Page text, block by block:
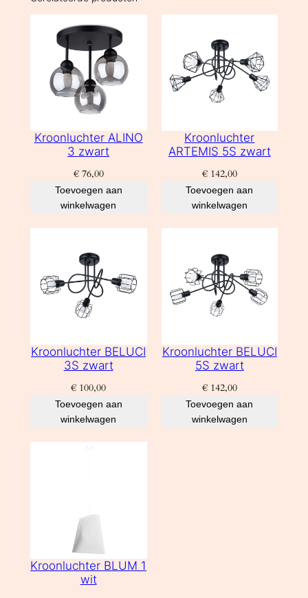
Kroonluchter ALINO
3 zwart
€76,00
Toevoegen aan
winkelwagen
Kroonluchter
ARTEMIS 5S zwart
€142,00
Toevoegen aan
winkelwagen
Kroonluchter BELUCI
3S zwart
€ 100,00
Toevoegen aan
winkelwagen
Kroonluchter BELUCI
5S zwart
€142,00
Toevoegen aan
winkelwagen
Kroonluchter BLUM 1
wit